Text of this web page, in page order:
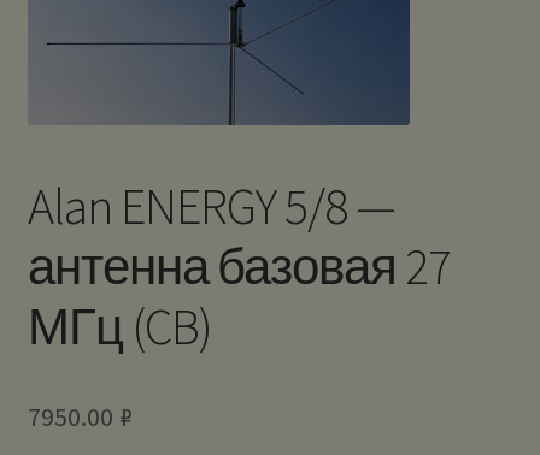
Alan ENERGY 5/8 —
антенна базовая 27
МГц (CB)
7950.00 ₽